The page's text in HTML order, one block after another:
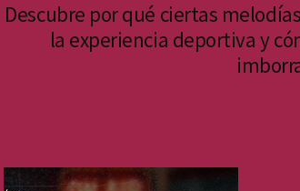
Descubre por qué ciertas
la experiencia deportiva y